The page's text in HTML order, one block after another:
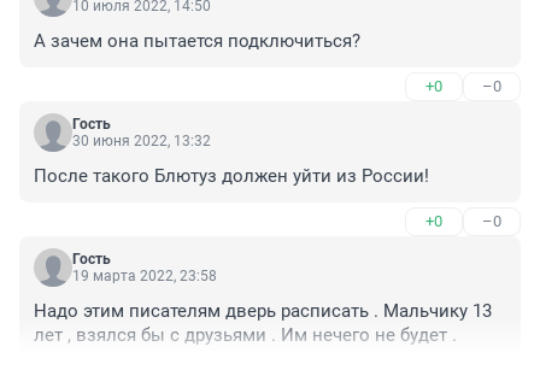
10 июля 2022, 14:50
А зачем она пытается подключиться?
+0 –0
Гость
30 июня 2022, 13:32
После такого Блютуз должен уйти из России!
+0 –0
Гость
19 марта 2022, 23:58
Надо этим писателям дверь расписать . Мальчику 13
лет , взялся бы с друзьями . Им нечего не будет .